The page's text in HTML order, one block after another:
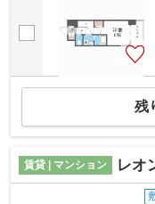
残
賃貸 | マンション レオ